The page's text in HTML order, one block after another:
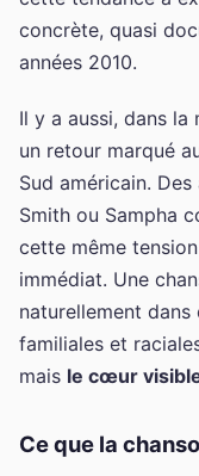
concrète, quasi
années 2010.
Il y a aussi, dans
un retour marqué
Sud américain.
Smith ou Sampha
cette même
immédiat. Une
naturellement
familiales et
mais le cœur
Ce que la